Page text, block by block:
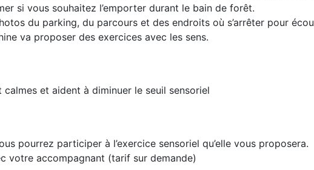
si vous souhaitez l’emporter durant le bain de forêt.
du parking, du parcours et des endroits où s’arrêter pour
va proposer des exercices avec les sens.
calmes et aident à diminuer le seuil sensoriel
pourrez participer à l’exercice sensoriel qu’elle vous proposera.
votre accompagnant (tarif sur demande)